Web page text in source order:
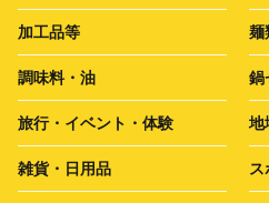
加工品等 麺
調味料・油 鍋
旅行・イベント・体験 地
雑貨・日用品